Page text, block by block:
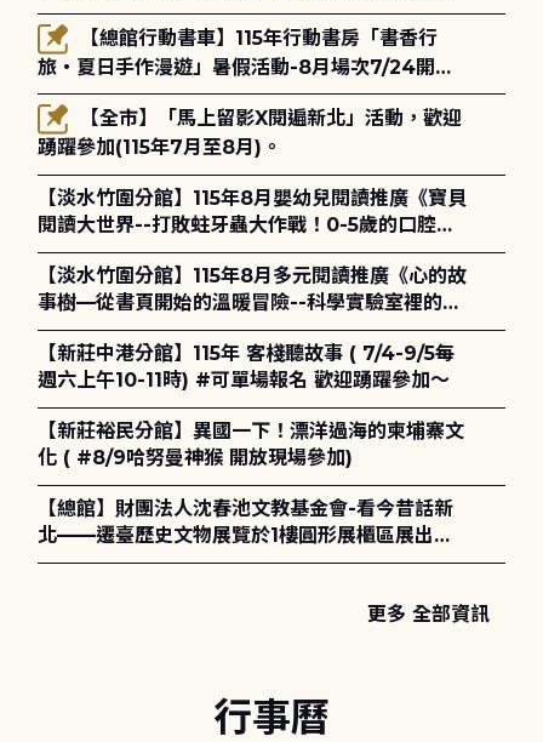
場！
旅・夏日手作漫遊」暑假活動-8月場次7/24開始
報名
踴躍參加(115年7月至8月)。
【淡水竹圍分館】115年8月嬰幼兒閱讀推廣《寶貝
閱讀大世界--打敗蛀牙蟲大作戰！0-5歲的口腔照
護全攻略》
【淡水竹圍分館】115年8月多元閱讀推廣《心的故
事樹—從書頁開始的溫暖冒險--科學實驗室裡的放
電章魚》
【新莊中港分館】115年 客棧聽故事 ( 7/4-9/5每
週六上午10-11時) #可單場報名 歡迎踴躍參加～
【新莊裕民分館】異國一下！漂洋過海的柬埔寨文
化 ( #8/9哈努曼神猴 開放現場參加)
【總館】財團法人沈春池文教基金會-看今昔話新
北——遷臺歷史文物展覽於1樓圓形展櫃區展出，
歡迎一同觀展！
更多 全部資訊
行事曆